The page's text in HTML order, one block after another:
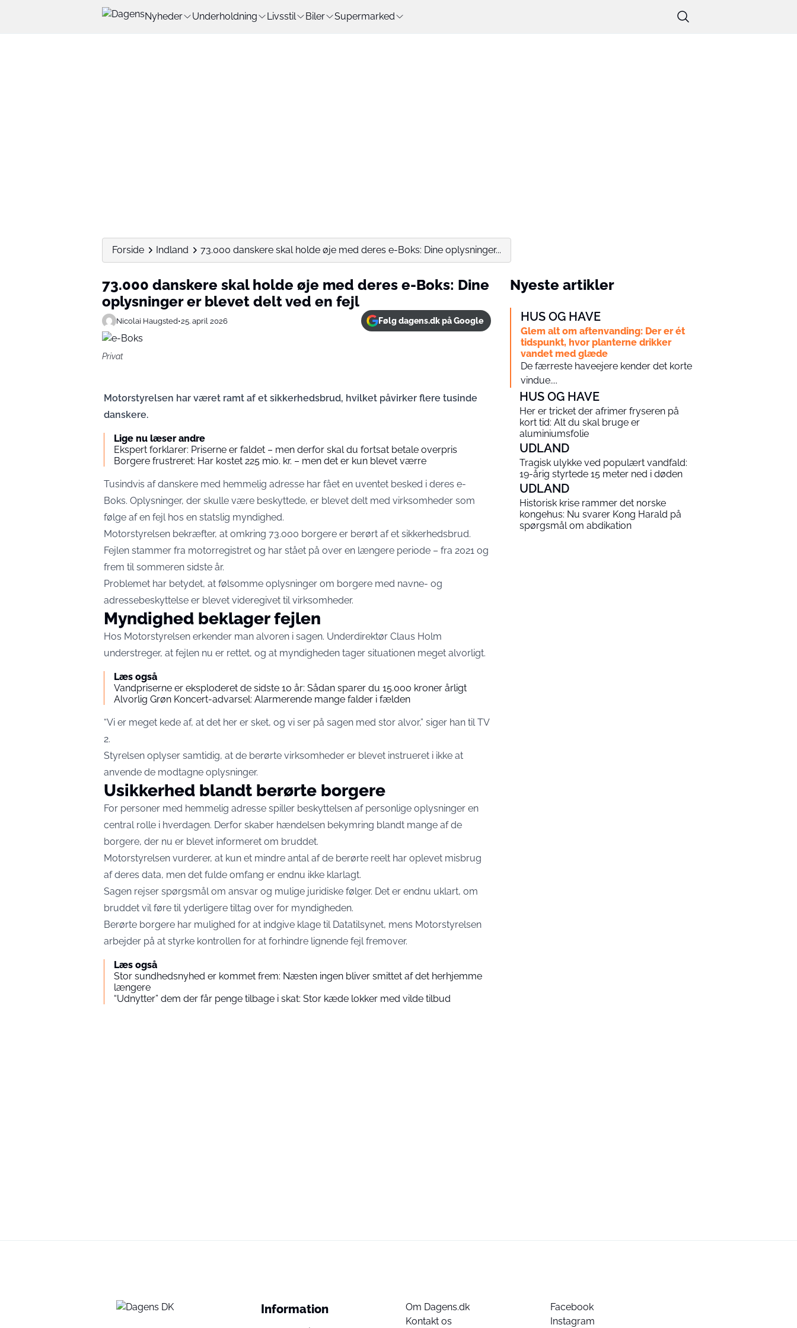
Nyheder Underholdning Livsstil Biler Supermarked
Forside Indland 73.000 danskere skal holde øje med deres e-Boks: Dine oplysninger...
73.000 danskere skal holde øje med deres e-Boks: Dine
oplysninger er blevet delt ved en fejl
Nicolai Haugsted•25. april 2026 Følg dagens.dk på Google
Privat
Motorstyrelsen har været ramt af et sikkerhedsbrud, hvilket påvirker flere tusinde
danskere.
Lige nu læser andre
Ekspert forklarer: Priserne er faldet – men derfor skal du fortsat betale overpris
Borgere frustreret: Har kostet 225 mio. kr. – men det er kun blevet værre
Tusindvis af danskere med hemmelig adresse har fået en uventet besked i deres e-
Boks. Oplysninger, der skulle være beskyttede, er blevet delt med virksomheder som
følge af en fejl hos en statslig myndighed.
Motorstyrelsen bekræfter, at omkring 73.000 borgere er berørt af et sikkerhedsbrud.
Fejlen stammer fra motorregistret og har stået på over en længere periode – fra 2021 og
frem til sommeren sidste år.
Problemet har betydet, at følsomme oplysninger om borgere med navne- og
adressebeskyttelse er blevet videregivet til virksomheder.
Myndighed beklager fejlen
Hos Motorstyrelsen erkender man alvoren i sagen. Underdirektør Claus Holm
understreger, at fejlen nu er rettet, og at myndigheden tager situationen meget alvorligt.
Læs også
Vandpriserne er eksploderet de sidste 10 år: Sådan sparer du 15.000 kroner årligt
Alvorlig Grøn Koncert-advarsel: Alarmerende mange falder i fælden
“Vi er meget kede af, at det her er sket, og vi ser på sagen med stor alvor,” siger han tilTV
2.
Styrelsen oplyser samtidig, at de berørte virksomheder er blevet instrueret i ikke at
anvende de modtagne oplysninger.
Usikkerhed blandt berørte borgere
For personer med hemmelig adresse spiller beskyttelsen af personlige oplysninger en
central rolle i hverdagen. Derfor skaber hændelsen bekymring blandt mange af de
borgere, der nu er blevet informeret om bruddet.
Motorstyrelsen vurderer, at kun et mindre antal af de berørte reelt har oplevet misbrug
af deres data, men det fulde omfang er endnu ikke klarlagt.
Sagen rejser spørgsmål om ansvar og mulige juridiske følger. Det er endnu uklart, om
bruddet vil føre til yderligere tiltag over for myndigheden.
Berørte borgere har mulighed for at indgive klage til Datatilsynet, mens Motorstyrelsen
arbejder på at styrke kontrollen for at forhindre lignende fejl fremover.
Læs også
Stor sundhedsnyhed er kommet frem: Næsten ingen bliver smittet af det herhjemme
længere
“Udnytter” dem der får penge tilbage i skat: Stor kæde lokker med vilde tilbud
Nyeste artikler
HUS OG HAVE
Glem alt om aftenvanding: Der er ét
tidspunkt, hvor planterne drikker
vandet med glæde
De færreste haveejere kender det korte
vindue....
HUS OG HAVE
Her er tricket der afrimer fryseren på
kort tid: Alt du skal bruge er
aluminiumsfolie
UDLAND
Tragisk ulykke ved populært vandfald:
19-årig styrtede 15 meter ned i døden
UDLAND
Historisk krise rammer det norske
kongehus: Nu svarer Kong Harald på
spørgsmål om abdikation
Information
Om Dagens.dk
Kontakt os
Facebook
Instagram